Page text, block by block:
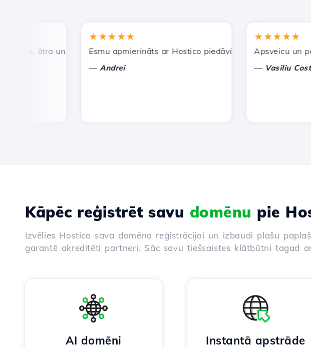
ātra un efektīva tehniskā atbalsta dienests.
★★★★★
Esmu apmierināts ar Hostico piedāvātajiem pakalpojumiem.
Andrei
★★★★★
Apsveicu un
Vasiliu Costel
Kāpēc reģistrēt savu domēnu pie
Izvēlies Hostico sava domēna reģistrācijai un izbaudi plašu
garantē akreditēti partneri. Sāc savu tiešsaistes klātbūtni tagad
AI domēni Instantā apstrāde